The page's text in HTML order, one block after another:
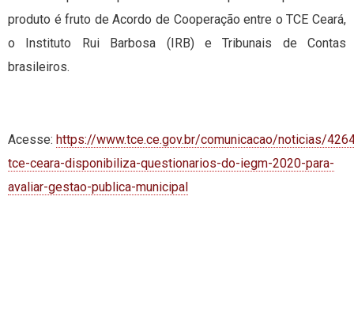
produto é fruto de Acordo de Cooperação entre o TCE Ceará,
o Instituto Rui Barbosa (IRB) e Tribunais de Contas
brasileiros.
Acesse: https://www.tce.ce.gov.br/comunicacao/noticias/
tce-ceara-disponibiliza-questionarios-do-iegm-2020-para-
avaliar-gestao-publica-municipal